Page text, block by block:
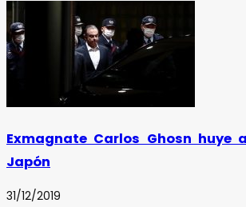
Exmagnate Carlos Ghosn huye
Japón
31/12/2019